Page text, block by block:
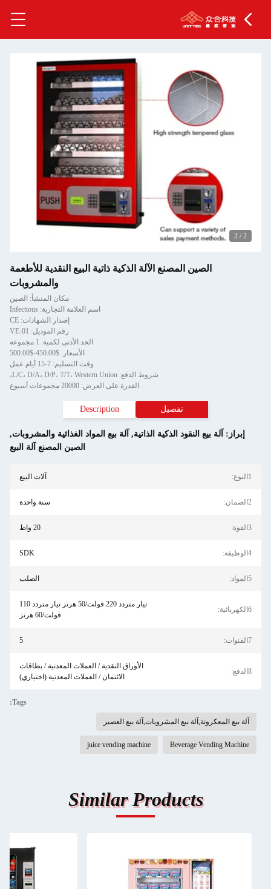
2
/
2
الصين المصنع الآلة الذكية ذاتية البيع النقدية للأطعمة
والمشروبات
مكان المنشأ: الصين
اسم العلامة التجارية: Infectious
إصدار الشهادات: CE
رقم الموديل: VE-01
الحد الأدنى لكمية: 1 مجموعة
الأسعار: $450.00-$500.00
وقت التسليم: 7-15 أيام عمل
شروط الدفع: L/C، D/A، D/P، T/T، Western Union،
القدرة على العرض: 20000 مجموعات أسبوع
تفصيل Description
إبراز: آلة بيع النقود الذكية الذاتية, آلة بيع المواد الغذائية والمشروبات,
الصين المصنع آلة البيع
1النوع: آلات البيع
2الضمان: سنة واحدة
3القوة: 20 واط
4الوظيفة: SDK
5المواد: الصلب
6الكهربائية:
تيار متردد 220 فولت/50 هرتز تيار متردد 110
فولت/60 هرتز
7القنوات: 5
8الدفع:
الأوراق النقدية / العملات المعدنية / بطاقات
الائتمان / العملات المعدنية (اختياري)
Tags:
آلة بيع المعكرونة,آلة بيع المشروبات,آلة بيع العصير
Beverage Vending Machine
juice vending machine
Similar Products